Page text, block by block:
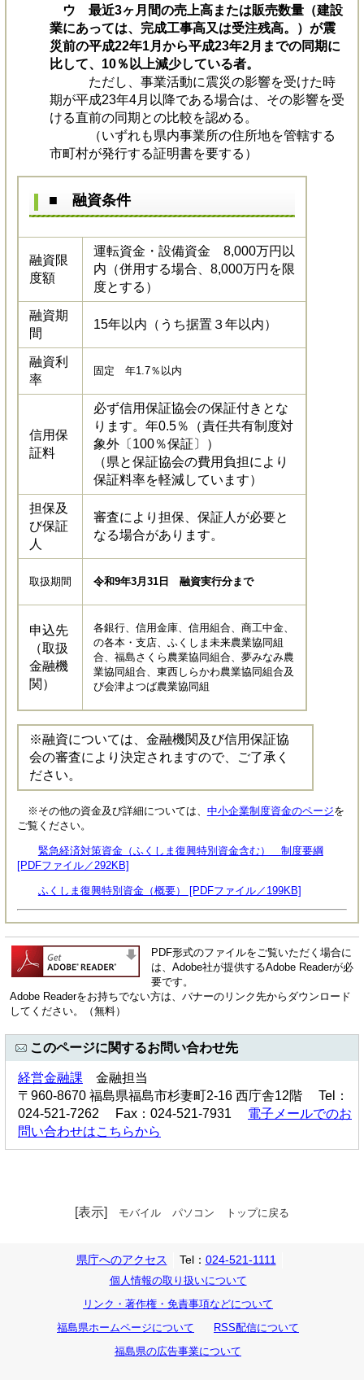
ウ 最近3ヶ月間の売上高または販売数量（建設
業にあっては、完成工事高又は受注残高。）が震
災前の平成22年1月から平成23年2月までの同期に
比して、10％以上減少している者。
ただし、事業活動に震災の影響を受けた時
期が平成23年4月以降である場合は、その影響を受
ける直前の同期との比較を認める。
（いずれも県内事業所の住所地を管轄する
市町村が発行する証明書を要する）
■ 融資条件
融資限
度額
運転資金・設備資金 8,000万円以
内（併用する場合、8,000万円を限
度とする）
融資期
間
15年以内（うち据置３年以内）
融資利
率
固定 年1.7％以内
信用保
証料
必ず信用保証協会の保証付きとな
ります。年0.5％（責任共有制度対
象外〔100％保証〕）
（県と保証協会の費用負担により
保証料率を軽減しています）
担保及
び保証
人
審査により担保、保証人が必要と
なる場合があります。
取扱期間 令和9年3月31日 融資実行分まで
申込先
（取扱
金融機
関）
各銀行、信用金庫、信用組合、商工中金、
の各本・支店、ふくしま未来農業協同組
合、福島さくら農業協同組合、夢みなみ農
業協同組合、東西しらかわ農業協同組合及
び会津よつば農業協同組
※融資については、金融機関及び信用保証協
会の審査により決定されますので、ご了承く
ださい。
※その他の資金及び詳細については、 中小企業制度資金のページを
ご覧ください。
緊急経済対策資金（ふくしま復興特別資金含む） 制度要綱
[PDFファイル／292KB]
ふくしま復興特別資金（概要） [PDFファイル／199KB]
PDF形式のファイルをご覧いただく場合に
は、Adobe社が提供するAdobe Readerが必
要です。
Adobe Readerをお持ちでない方は、バナーのリンク先からダウンロード
してください。（無料）
このページに関するお問い合わせ先
経営金融課 金融担当
〒960-8670 福島県福島市杉妻町2-16 西庁舎12階 Tel：
024-521-7262 Fax：024-521-7931 電子メールでのお
問い合わせはこちらから
[表示] モバイル パソコン トップに戻る
県庁へのアクセス Tel： 024-521-1111
個人情報の取り扱いについて
リンク・著作権・免責事項などについて
福島県ホームページについて
RSS配信について
福島県の広告事業について